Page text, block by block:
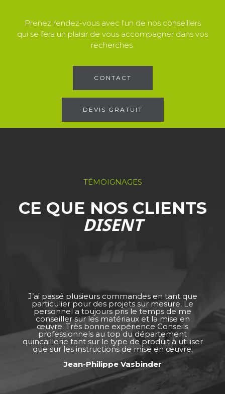
Prenez rendez-vous avec l'un de nos conseillers
qui se fera un plaisir de vous accompagner dans vos
recherches.
CONTACT
DEVIS GRATUIT
TÉMOIGNAGES
CE QUE NOS CLIENTS
DISENT
J’ai passé plusieurs commandes en tant que
particulier pour des projets sur mesure. Le
personnel a toujours pris le temps de me
conseiller sur les matériaux et la mise en
œuvre. Très bonne expérience Conseils
professionnels au top du département
quincaillerie tant sur le type de produit à utiliser
que sur les instructions de mise en œuvre.
Jean-Philippe Vasbinder